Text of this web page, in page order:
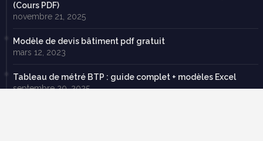
(Cours PDF)
novembre 21, 2025
Modèle de devis bâtiment pdf gratuit
mars 12, 2023
Tableau de métré BTP : guide complet + modèles Excel
septembre 20, 2025